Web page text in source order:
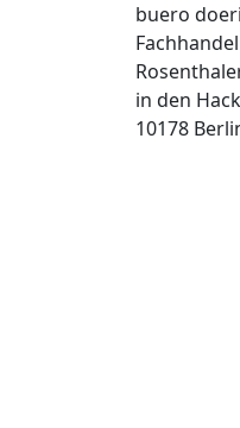
buero
in den
10178